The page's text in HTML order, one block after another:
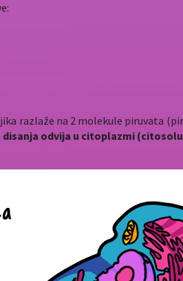
razlaže na 2 molekule piruvata
disanja odvija u citoplazmi